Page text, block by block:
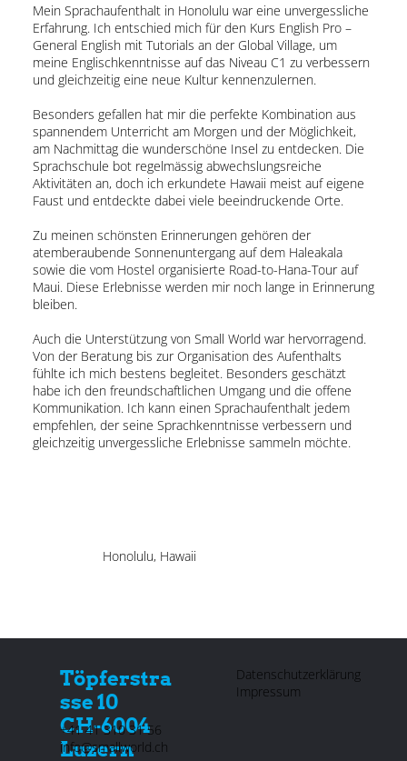
Mein Sprachaufenthalt in Honolulu war eine unvergessliche
Erfahrung. Ich entschied mich für den Kurs English Pro –
General English mit Tutorials an der Global Village, um
meine Englischkenntnisse auf das Niveau C1 zu verbessern
und gleichzeitig eine neue Kultur kennenzulernen.
Besonders gefallen hat mir die perfekte Kombination aus
spannendem Unterricht am Morgen und der Möglichkeit,
am Nachmittag die wunderschöne Insel zu entdecken. Die
Sprachschule bot regelmässig abwechslungsreiche
Aktivitäten an, doch ich erkundete Hawaii meist auf eigene
Faust und entdeckte dabei viele beeindruckende Orte.
Zu meinen schönsten Erinnerungen gehören der
atemberaubende Sonnenuntergang auf dem Haleakala
sowie die vom Hostel organisierte Road-to-Hana-Tour auf
Maui. Diese Erlebnisse werden mir noch lange in Erinnerung
bleiben.
Auch die Unterstützung von Small World war hervorragend.
Von der Beratung bis zur Organisation des Aufenthalts
fühlte ich mich bestens begleitet. Besonders geschätzt
habe ich den freundschaftlichen Umgang und die offene
Kommunikation. Ich kann einen Sprachaufenthalt jedem
empfehlen, der seine Sprachkenntnisse verbessern und
gleichzeitig unvergessliche Erlebnisse sammeln möchte.
Honolulu, Hawaii
Töpferstra
sse 10
CH-6004
Luzern
+41 41 310 31 56
info@smallworld.ch
Datenschutzerklärung
Impressum